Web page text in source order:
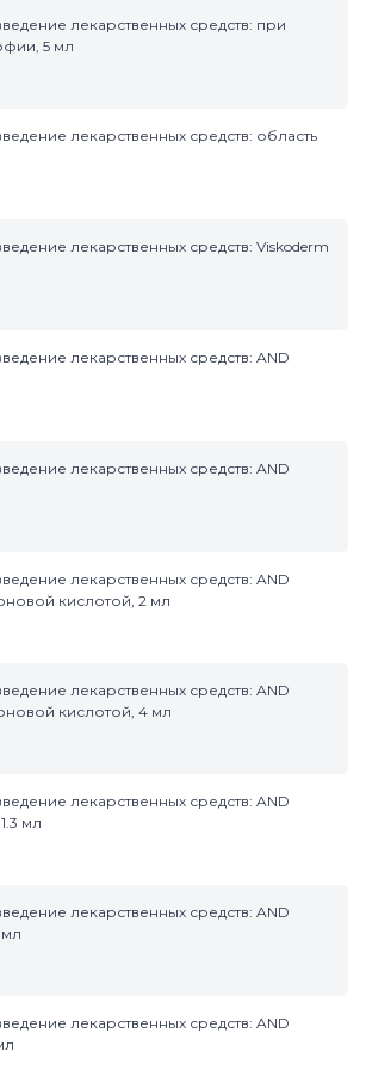
лекарственных средств: при
5 мл
лекарственных средств: область
лекарственных средств: Viskoderm
лекарственных средств: AND
лекарственных средств: AND
лекарственных средств: AND
кислотой, 2 мл
лекарственных средств: AND
кислотой, 4 мл
лекарственных средств: AND
мл
лекарственных средств: AND
мл
лекарственных средств: AND